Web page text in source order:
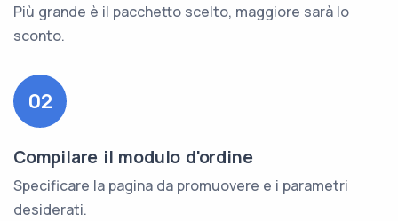
Più grande è il pacchetto scelto, maggiore sarà lo
sconto.
02
Compilare il modulo d'ordine
Specificare la pagina da promuovere e i parametri
desiderati.